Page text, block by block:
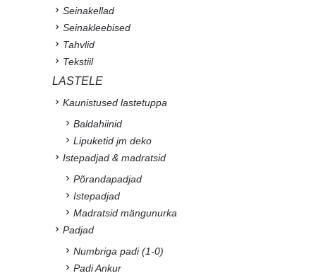
Seinakellad
Seinakleebised
Tahvlid
Tekstiil
LASTELE
Kaunistused lastetuppa
Baldahiinid
Lipuketid jm deko
Istepadjad & madratsid
Põrandapadjad
Istepadjad
Madratsid mängunurka
Padjad
Numbriga padi (1-0)
Padi Ankur